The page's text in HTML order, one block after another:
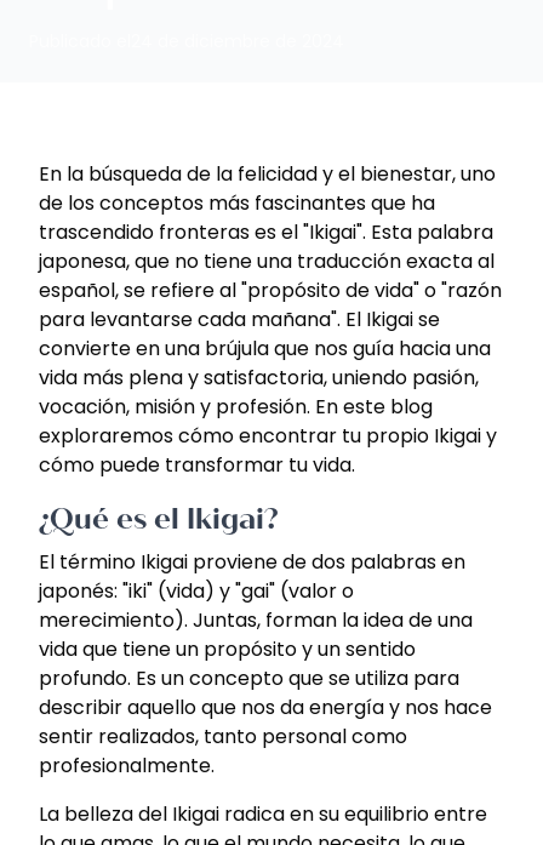
En la búsqueda de la felicidad y el bienestar, uno
de los conceptos más fascinantes que ha
trascendido fronteras es el "Ikigai". Esta palabra
japonesa, que no tiene una traducción exacta al
español, se refiere al "propósito de vida" o "razón
para levantarse cada mañana". El Ikigai se
convierte en una brújula que nos guía hacia una
vida más plena y satisfactoria, uniendo pasión,
vocación, misión y profesión. En este blog
exploraremos cómo encontrar tu propio Ikigai y
cómo puede transformar tu vida.
¿Qué es el Ikigai?
El término Ikigai proviene de dos palabras en
japonés: "iki" (vida) y "gai" (valor o
merecimiento). Juntas, forman la idea de una
vida que tiene un propósito y un sentido
profundo. Es un concepto que se utiliza para
describir aquello que nos da energía y nos hace
sentir realizados, tanto personal como
profesionalmente.
La belleza del Ikigai radica en su equilibrio entre